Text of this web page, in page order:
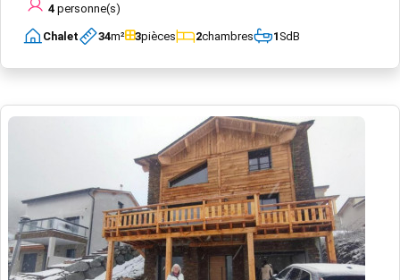
4 personne(s)
Chalet 34m² 3pièces 2chambres 1SdB